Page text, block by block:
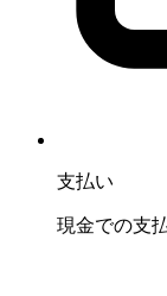
支払い
現金での支